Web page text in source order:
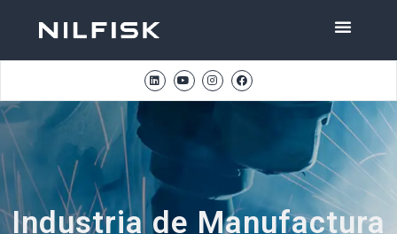
Industria de Manufactura